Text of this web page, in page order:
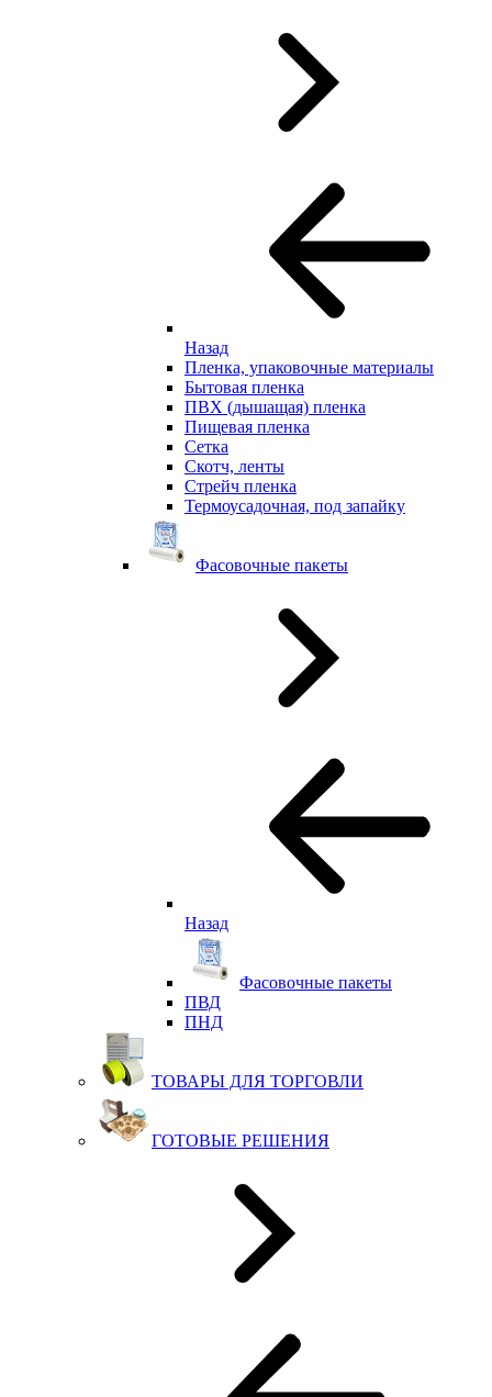
Назад
Пленка, упаковочные материалы
Бытовая пленка
ПВХ (дышащая) пленка
Пищевая пленка
Сетка
Скотч, ленты
Стрейч пленка
Термоусадочная, под запайку
Фасовочные пакеты
Назад
Фасовочные пакеты
ПВД
ПНД
ТОВАРЫ ДЛЯ ТОРГОВЛИ
ГОТОВЫЕ РЕШЕНИЯ